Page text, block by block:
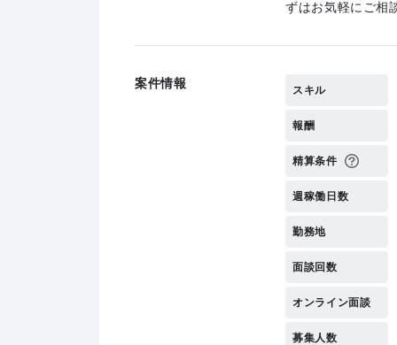
ずはお気軽にご相
案件情報 スキル
報酬
精算条件
週稼働日数
勤務地
面談回数
オンライン面談
募集人数